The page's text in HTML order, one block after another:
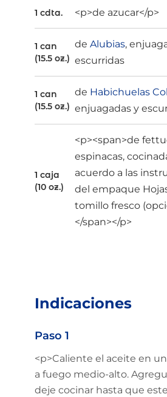
1 cdta. <p>de azucar</p>
1 can
(15.5 oz.)
de Alubias,
escurridas
1 can
(15.5 oz.)
de Habichuelas
enjuagadas y
1 caja
(10 oz.)
<p><span>de
espinacas,
acuerdo a las
del empaque
tomillo fresco
</span></p>
Indicaciones
Paso 1
<p>Caliente el aceite en
a fuego medio-alto.
deje cocinar hasta que